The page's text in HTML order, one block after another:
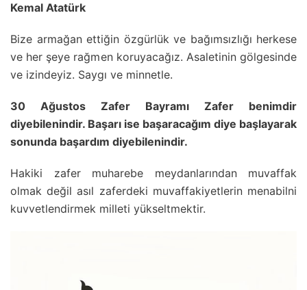
Kemal Atatürk
Bize armağan ettiğin özgürlük ve bağımsızlığı herkese
ve her şeye rağmen koruyacağız. Asaletinin gölgesinde
ve izindeyiz. Saygı ve minnetle.
30 Ağustos Zafer Bayramı Zafer benimdir
diyebilenindir. Başarı ise başaracağım diye başlayarak
sonunda başardım diyebilenindir.
Hakiki zafer muharebe meydanlarından muvaffak
olmak değil asıl zaferdeki muvaffakiyetlerin menabilni
kuvvetlendirmek milleti yükseltmektir.